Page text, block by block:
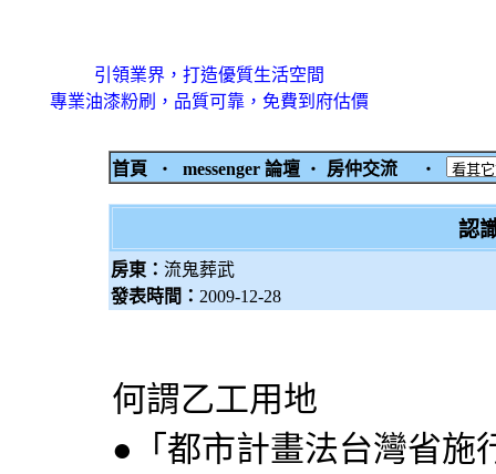
引領業界，打造優質生活空間
專業油漆粉刷，品質可靠，免費到府估價
首頁 ‧ messenger 論壇 ‧ 房仲交流 ‧
認
房東： 流鬼葬武
發表時間： 2009-12-28
何謂乙工用地
●「都市計畫法台灣省施